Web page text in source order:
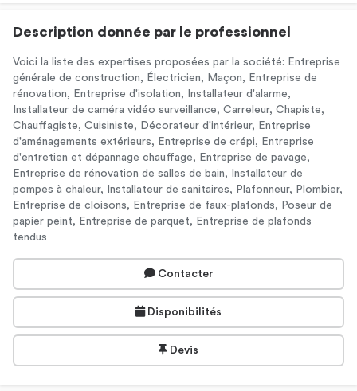
Description donnée par le professionnel
Voici la liste des expertises proposées par la société: Entreprise
générale de construction, Électricien, Maçon, Entreprise de
rénovation, Entreprise d'isolation, Installateur d'alarme,
Installateur de caméra vidéo surveillance, Carreleur, Chapiste,
Chauffagiste, Cuisiniste, Décorateur d'intérieur, Entreprise
d'aménagements extérieurs, Entreprise de crépi, Entreprise
d'entretien et dépannage chauffage, Entreprise de pavage,
Entreprise de rénovation de salles de bain, Installateur de
pompes à chaleur, Installateur de sanitaires, Plafonneur, Plombier,
Entreprise de cloisons, Entreprise de faux-plafonds, Poseur de
papier peint, Entreprise de parquet, Entreprise de plafonds
tendus
Contacter
Disponibilités
Devis